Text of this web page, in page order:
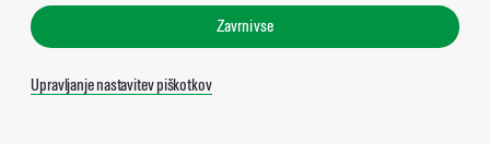
Zavrni vse
Upravljanje nastavitev piškotkov